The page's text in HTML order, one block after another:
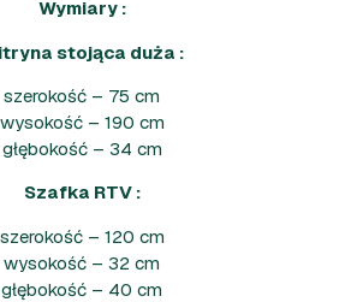
Wymiary :
stojąca duża :
szerokość – 75 cm
wysokość – 190 cm
głębokość – 34 cm
Szafka RTV :
szerokość – 120 cm
wysokość – 32 cm
głębokość – 40 cm